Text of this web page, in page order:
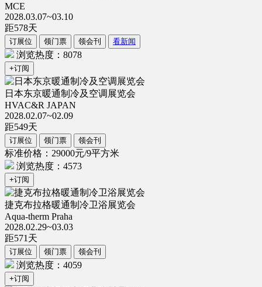
MCE
2028.03.07~03.10
距578天
订展位 领门票 领会刊 看新闻
浏览热度：8078
+订阅
日本东京暖通制冷及空调展览会
HVAC&R JAPAN
2028.02.07~02.09
距549天
订展位 领门票 领会刊
标准价格：29000元/9平方米
浏览热度：4573
+订阅
捷克布拉格暖通制冷卫浴展览会
Aqua-therm Praha
2028.02.29~03.03
距571 天
订展位 领门票 领会刊
浏览热度：4059
+订阅